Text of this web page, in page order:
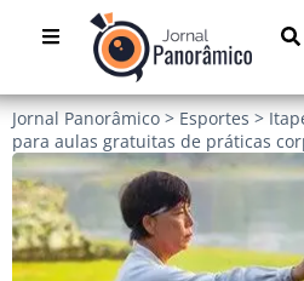
Jornal Panorâmico > Esportes >
para aulas gratuitas de práticas